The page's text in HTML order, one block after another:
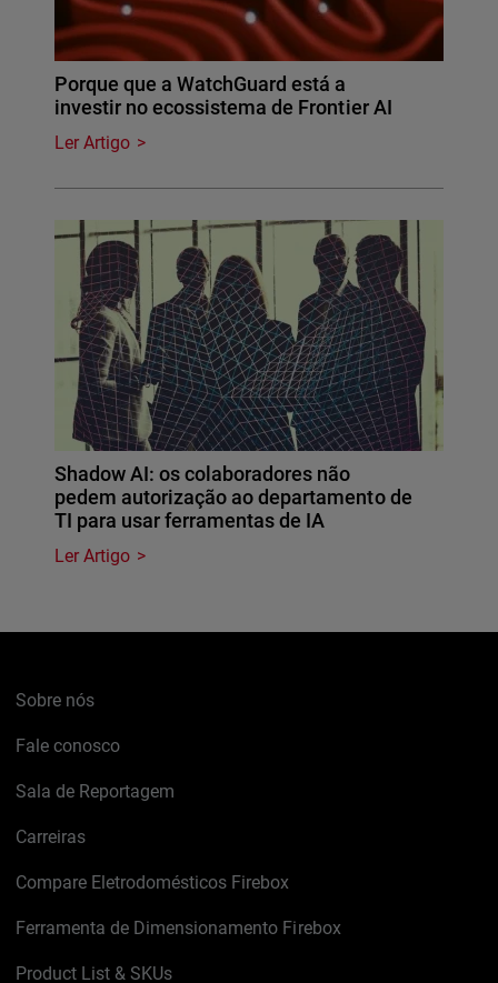
Porque que a WatchGuard está a
investir no ecossistema de Frontier AI
Ler Artigo
Shadow AI: os colaboradores não
pedem autorização ao departamento de
TI para usar ferramentas de IA
Ler Artigo
Sobre nós
Fale conosco
Sala de Reportagem
Carreiras
Compare Eletrodomésticos Firebox
Ferramenta de Dimensionamento Firebox
Product List & SKUs